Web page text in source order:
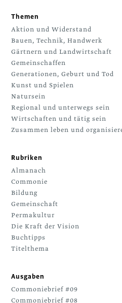
Themen
Aktion und Widerstand
Bauen, Technik, Handwerk
Gärtnern und Landwirtschaft
Gemeinschaffen
Generationen, Geburt und Tod
Kunst und Spielen
Natursein
Regional und unterwegs sein
Wirtschaften und tätig sein
Zusammen leben und
Rubriken
Almanach
Commonie
Bildung
Gemeinschaft
Permakultur
Die Kraft der Vision
Buchtipps
Titelthema
Ausgaben
Commoniebrief #09
Commoniebrief #08